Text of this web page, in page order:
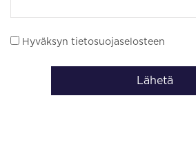
Hyväksyn tietosuojaselosteen
Lähetä